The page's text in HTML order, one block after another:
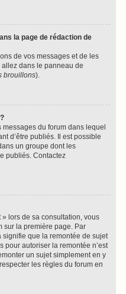
la page de rédaction de
de vos messages et de les
dans le panneau de
brouillons).
du forum dans lequel
d’être publiés. Il est possible
un groupe dont les
publiés. Contactez
lors de sa consultation, vous
sur la première page. Par
que la remontée de sujet
pour autoriser la remontée n’est
un sujet simplement en y
les règles du forum en